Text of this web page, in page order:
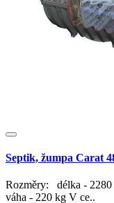
Septik, žumpa Carat
Rozměry: délka - 2280
váha - 220 kg V ce..